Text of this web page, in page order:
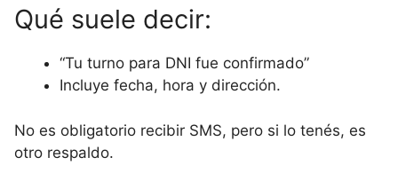
Qué suele decir:
“Tu turno para DNI fue confirmado”
Incluye fecha, hora y dirección.
No es obligatorio recibir SMS, pero si lo tenés, es
otro respaldo.